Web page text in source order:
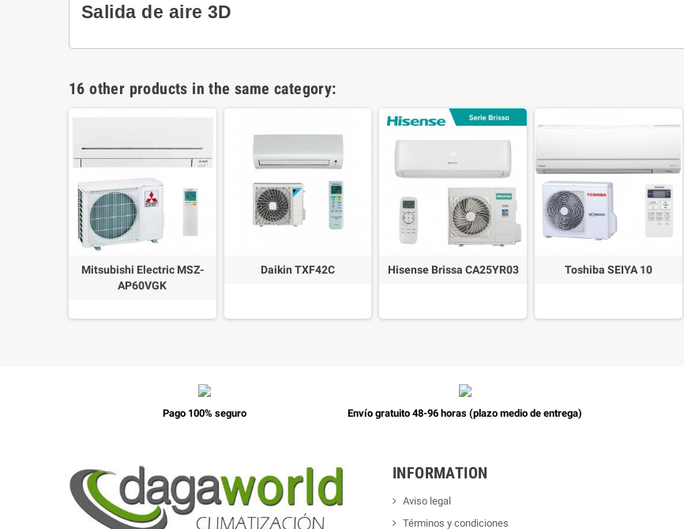
Salida de aire 3D
16 other products in the same category:
Mitsubishi Electric MSZ-
AP60VGK
Daikin TXF42C Hisense Brissa CA25YR03 Toshiba SEIYA 10
Pago 100% seguro Envío gratuito 48-96 horas (plazo medio de entrega)
INFORMATION
Aviso legal
Términos y condiciones